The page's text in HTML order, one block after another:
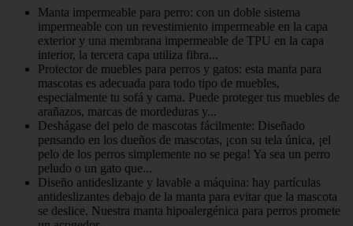
Manta impermeable para perro: con un doble sistema
impermeable con un revestimiento impermeable en la capa
exterior y una membrana impermeable de TPU en la capa
interior, la tercera capa utiliza fibra...
Protector de muebles para perros y gatos: esta manta para
mascotas es adecuada para todo tipo de muebles,
especialmente tu sofá y cama. Puede proteger tus muebles de
arañazos, marcas de mordeduras y...
Deshágase del pelo de mascotas fácilmente: Diseñado
pensando en los dueños de mascotas, ¡con su tela única, ¡el
pelo de los perros simplemente no se pega! Ya sea un perro
peludo o un gato que...
Diseño antideslizante y lavable a máquina: hay partículas
antideslizantes debajo de la manta para evitar que la mascota
se deslice. Nuestra manta hipoalergénica para perros promete